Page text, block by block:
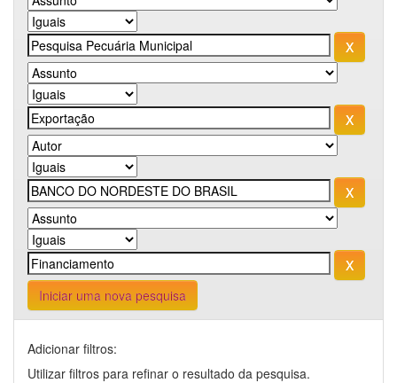
Iniciar uma nova pesquisa
Adicionar filtros:
Utilizar filtros para refinar o resultado da pesquisa.